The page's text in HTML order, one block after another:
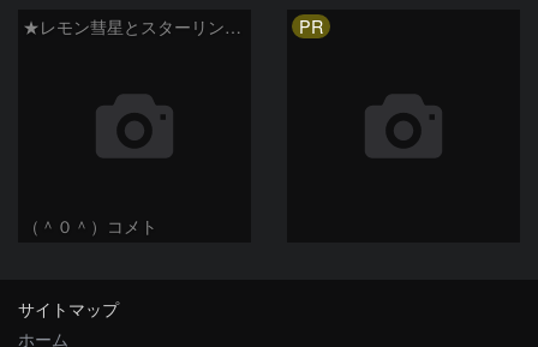
★レモン彗星とスターリンク衛星★
（＾０＾）コメト
PR
サイトマップ
ホーム